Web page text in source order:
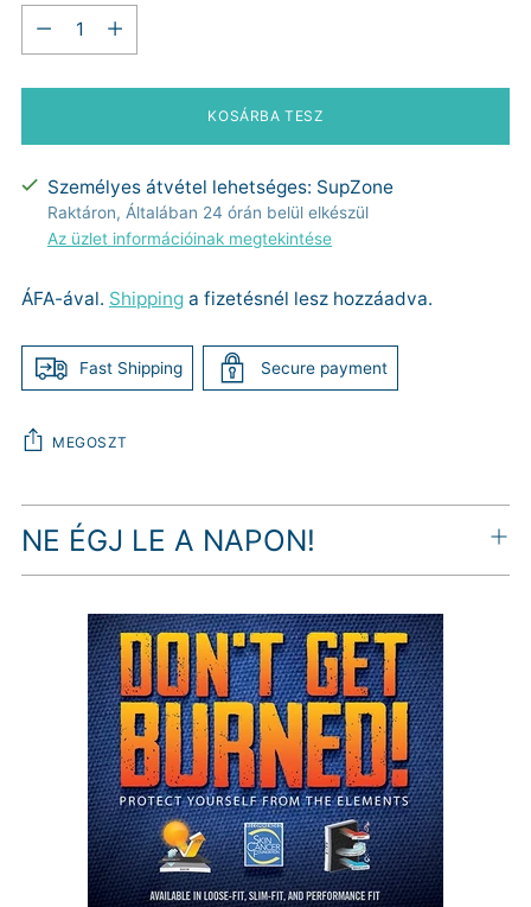
Mennyiség
KOSÁRBA TESZ
Személyes átvétel lehetséges: SupZone
Raktáron, Általában 24 órán belül elkészül
Az üzlet információinak megtekintése
ÁFA-ával. Shipping a fizetésnél lesz hozzáadva.
Fast Shipping Secure payment
MEGOSZT
Termék
hozzáadása
NE ÉGJ LE A NAPON!